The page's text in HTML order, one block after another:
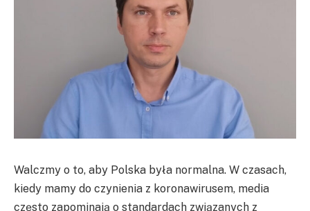
Walczmy o to, aby Polska była normalna. W czasach,
kiedy mamy do czynienia z koronawirusem, media
często zapominają o standardach związanych z